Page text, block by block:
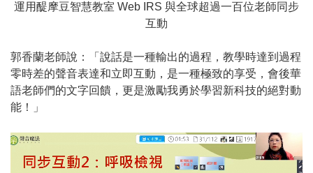
運用醍摩豆智慧教室 Web IRS 與全球超過一百位老師同步
互動
郭香蘭老師說：「說話是一種輸出的過程，教學時達到過程
零時差的聲音表達和立即互動，是一種極致的享受，會後華
語老師們的文字回饋，更是激勵我勇於學習新科技的絕對動
能！」